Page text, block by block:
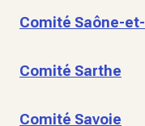
Comité Saône-
Comité Sarthe
Comité Savoie